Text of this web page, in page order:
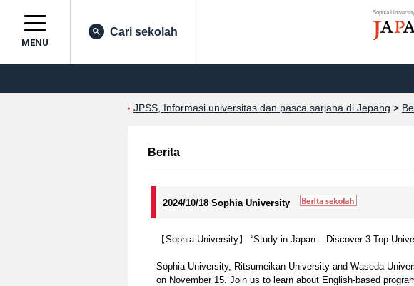
Sophia
MENU
Cari sekolah
JPSS, Informasi universitas dan pasca sarjana di Jepang >
Berita
2024/10/18 Sophia University
【Sophia University】 “Study in Japan – Discover 3 Top
Sophia University, Ritsumeikan University and Waseda
on November 15. Join us to learn about English-based